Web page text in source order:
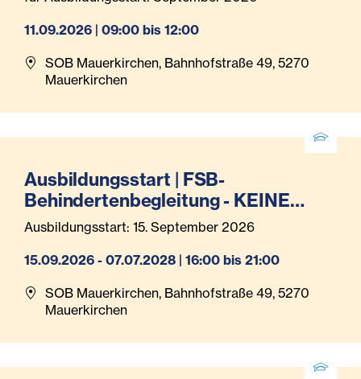
11.09.2026 | 09:00 bis 12:00
SOB Mauerkirchen, Bahnhofstraße 49, 5270
Mauerkirchen
Ausbildungsstart | FSB-
Behindertenbegleitung - KEINE
Anmeldung mehr möglich!
Ausbildungsstart: 15. September 2026
15.09.2026 - 07.07.2028 | 16:00 bis 21:00
SOB Mauerkirchen, Bahnhofstraße 49, 5270
Mauerkirchen